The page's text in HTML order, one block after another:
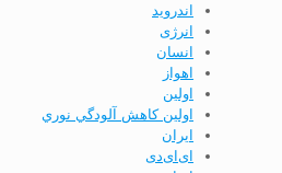
اندرويد
انرژی
انسان
اهواز
اولين
اولين كاهش آلودگي نوري
ايران
ای‌ای‌دی